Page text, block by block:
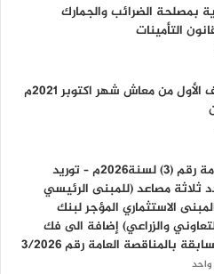
بمصلحة الضرائب والجمارك
التأمينات
صرف النصف الأول من معاش شهر اكتوبر 2021م
مناقصة عامة رقم (3) لسنة2026م – توريد
ثلاثة مصاعد (للمبنى الرئيسي
الاستثماري المؤجر لبنك
والزراعي) إضافة الى فك
بالمناقصة العامة رقم 3/2026